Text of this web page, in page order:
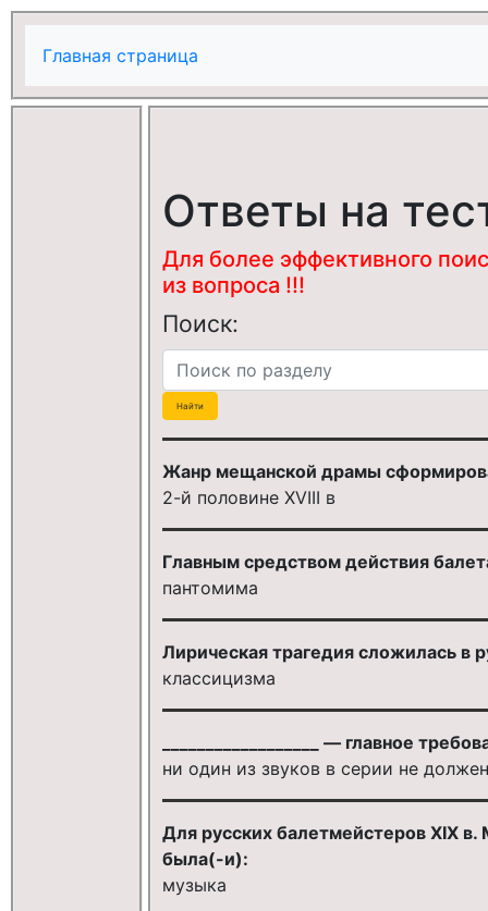
Главная страница
Ответы на
Для более эффективного
из вопроса !!!
Поиск:
Жанр мещанской драмы
2-й половине XVIII в
Главным средством действия
пантомима
Лирическая трагедия сложилась в
классицизма
__________________ — главное
ни один из звуков в серии не
Для русских балетмейстеров XIX
была(-и):
музыка